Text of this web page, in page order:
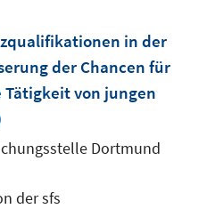
in der
der Chancen für
von jungen
Dortmund
der sfs